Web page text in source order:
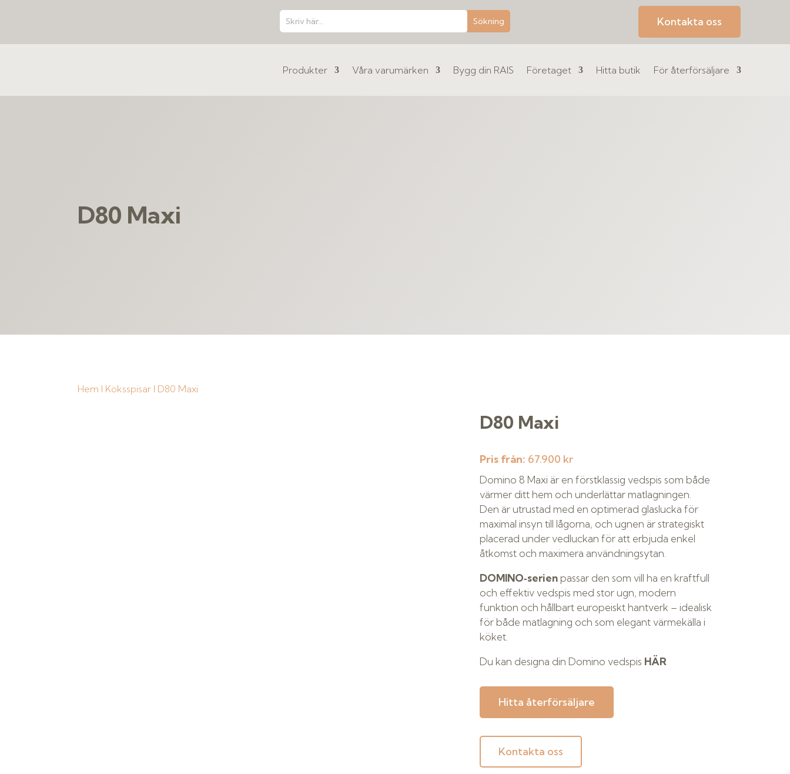
Kontakta oss
Produkter Våra varumärken Bygg din RAIS Företaget Hitta butik För återförsäljare
D80 Maxi
Hem I Köksspisar I D80 Maxi
D80 Maxi
Pris från: 67.900 kr
Domino 8 Maxi är en förstklassig vedspis som både
värmer ditt hem och underlättar matlagningen.
Den är utrustad med en optimerad glaslucka för
maximal insyn till lågorna, och ugnen är strategiskt
placerad under vedluckan för att erbjuda enkel
åtkomst och maximera användningsytan.
DOMINO‑serienpassar den som vill ha en kraftfull
och effektiv vedspis med stor ugn, modern
funktion och hållbart europeiskt hantverk – idealisk
för både matlagning och som elegant värmekälla i
köket.
Du kan designa din Domino vedspis HÄR
Hitta återförsäljare
Kontakta oss